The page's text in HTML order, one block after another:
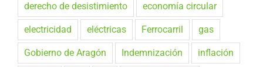
derecho de desistimiento economía circular
electricidad eléctricas Ferrocarril gas
Gobierno de Aragón Indemnización inflación